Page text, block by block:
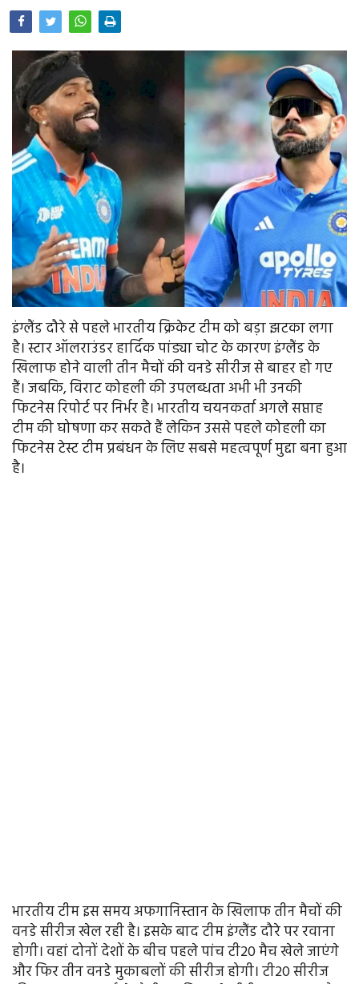
Home
इंग्लैंड दौरे से पहले भारतीय क्रिकेट टीम को बड़ा झटका लगा
है। स्टार ऑलराउंडर हार्दिक पांड्या चोट के कारण इंग्लैंड के
खिलाफ होने वाली तीन मैचों की वनडे सीरीज से बाहर हो गए
हैं। जबकि, विराट कोहली की उपलब्धता अभी भी उनकी
फिटनेस रिपोर्ट पर निर्भर है। भारतीय चयनकर्ता अगले सप्ताह
टीम की घोषणा कर सकते हैं लेकिन उससे पहले कोहली का
फिटनेस टेस्ट टीम प्रबंधन के लिए सबसे महत्वपूर्ण मुद्दा बना हुआ
है।
भारतीय टीम इस समय अफगानिस्तान के खिलाफ तीन मैचों की
वनडे सीरीज खेल रही है। इसके बाद टीम इंग्लैंड दौरे पर रवाना
होगी। वहां दोनों देशों के बीच पहले पांच टी20 मैच खेले जाएंगे
और फिर तीन वनडे मुकाबलों की सीरीज होगी। टी20 सीरीज